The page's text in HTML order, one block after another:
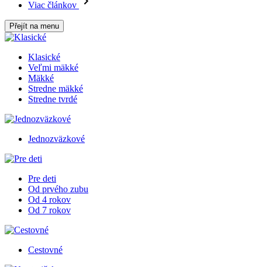
Viac článkov
Přejít na menu
Klasické
Veľmi mäkké
Mäkké
Stredne mäkké
Stredne tvrdé
Jednozväzkové
Pre deti
Od prvého zubu
Od 4 rokov
Od 7 rokov
Cestovné